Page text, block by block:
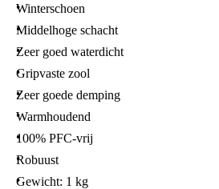
Winterschoen
Middelhoge schacht
Zeer goed waterdicht
Gripvaste zool
Zeer goede demping
Warmhoudend
100% PFC-vrij
Robuust
Gewicht: 1 kg